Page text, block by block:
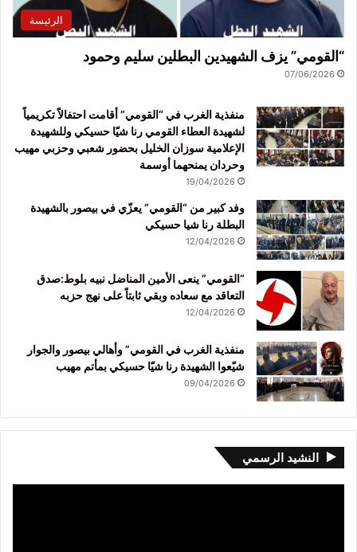
الرئيسة
“القومي” يزف الشهيدين البطلين سليم وحمود
07/06/2026
منفذية الغرب في “القومي” أقامت احتفالاً تكريمياً
لشهيدة العطاء القومي رنا شيّا حسيكي وللشهيدة
الإعلامية سوزان الخليل بحضور شعبي وحزبي مهيب
وحردان يمنحهما أوسمة
19/04/2026
وفد كبير من “القومي” يعزّي في بيصور بالشهيدة
البطلة رنا شيا حسيكي
12/04/2026
“القومي” ينعى الأمين المناضل نبيه بلوط:صدق
التعاقد مع سعاده وبقي ثابتاً على نهج حزبه
12/04/2026
منفذية الغرب في القومي” وأهالي بيصور والجوار
شيّعوا الشهيدة رنا شيّا حسيكي بمأتم مهيب
09/04/2026
النشيد الرسمي